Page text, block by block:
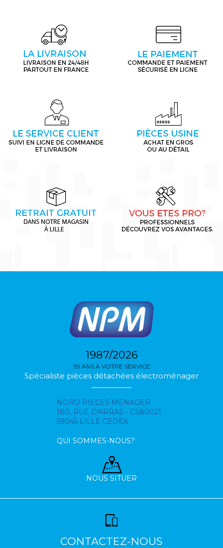
1987/2026
39 ANS À VOTRE SERVICE
Spécialiste pièces détachées électroménager
NORD PIECES MENAGER
180, RUE D'ARRAS - CS80021
59045 LILLE CEDEX
QUI SOMMES-NOUS?
NOUS SITUER
CONTACTEZ-NOUS